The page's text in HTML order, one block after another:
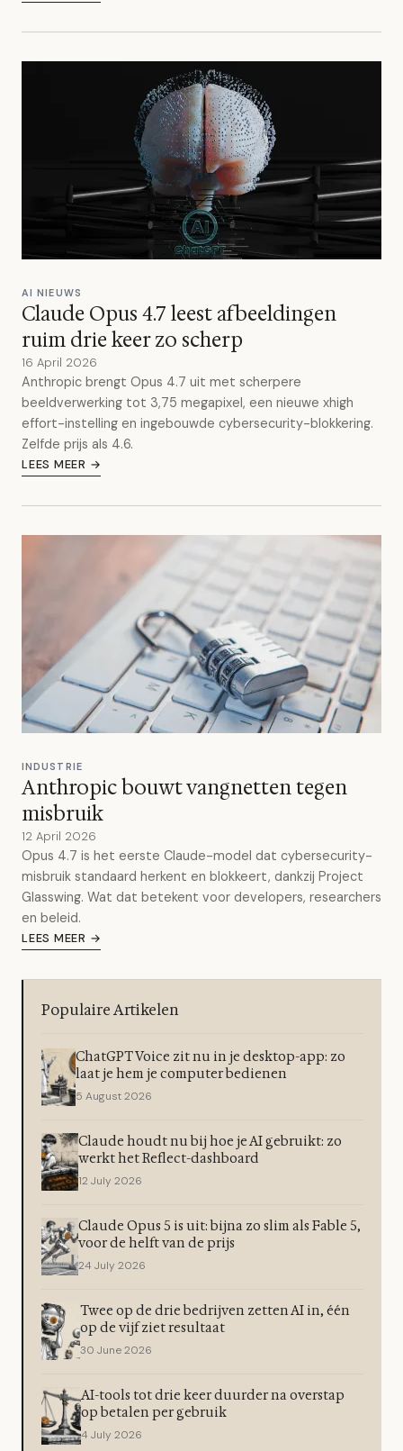
AI NIEUWS
Claude Opus 4.7 leest afbeeldingen
ruim drie keer zo scherp
16 April 2026
Anthropic brengt Opus 4.7 uit met scherpere
beeldverwerking tot 3,75 megapixel, een nieuwe xhigh
effort-instelling en ingebouwde cybersecurity-blokkering.
Zelfde prijs als 4.6.
LEES MEER →
INDUSTRIE
Anthropic bouwt vangnetten tegen
misbruik
12 April 2026
Opus 4.7 is het eerste Claude-model dat cybersecurity-
misbruik standaard herkent en blokkeert, dankzij Project
Glasswing. Wat dat betekent voor developers, researchers
en beleid.
LEES MEER →
Populaire Artikelen
ChatGPT Voice zit nu in je desktop-app: zo
laat je hem je computer bedienen
5 August 2026
Claude houdt nu bij hoe je AI gebruikt: zo
werkt het Reflect-dashboard
12 July 2026
Claude Opus 5 is uit: bijna zo slim als Fable 5,
voor de helft van de prijs
24 July 2026
Twee op de drie bedrijven zetten AI in, één
op de vijf ziet resultaat
30 June 2026
AI-tools tot drie keer duurder na overstap
op betalen per gebruik
4 July 2026